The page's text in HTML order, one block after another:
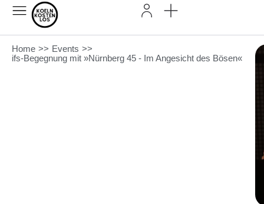
Home >> Events >>
ifs-Begegnung mit »Nürnberg 45 - Im Angesicht des Bösen«